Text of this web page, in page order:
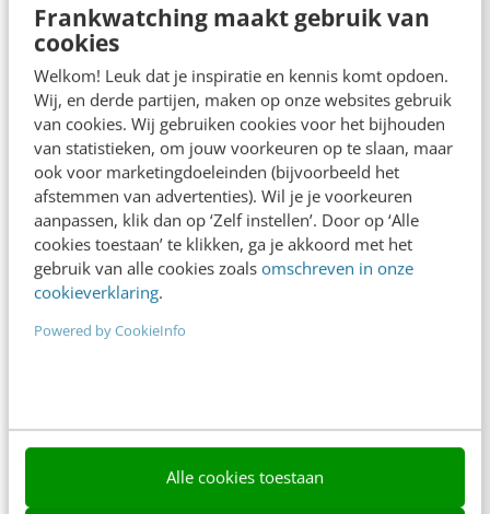
Frankwatching maakt gebruik van
cookies
Welkom! Leuk dat je inspiratie en kennis komt opdoen.
Wij, en derde partijen, maken op onze websites gebruik
van cookies. Wij gebruiken cookies voor het bijhouden
van statistieken, om jouw voorkeuren op te slaan, maar
ook voor marketingdoeleinden (bijvoorbeeld het
afstemmen van advertenties). Wil je je voorkeuren
aanpassen, klik dan op ‘Zelf instellen’. Door op ‘Alle
cookies toestaan’ te klikken, ga je akkoord met het
gebruik van alle cookies zoals omschreven in onze
cookieverklaring.
Powered by CookieInfo
Alle cookies toestaan
Frankwatching
Adverteren
Contact
Nieuwsbrieven
Over ons
Ons team
Werken bij
Whitepapers
Content & Communicatie